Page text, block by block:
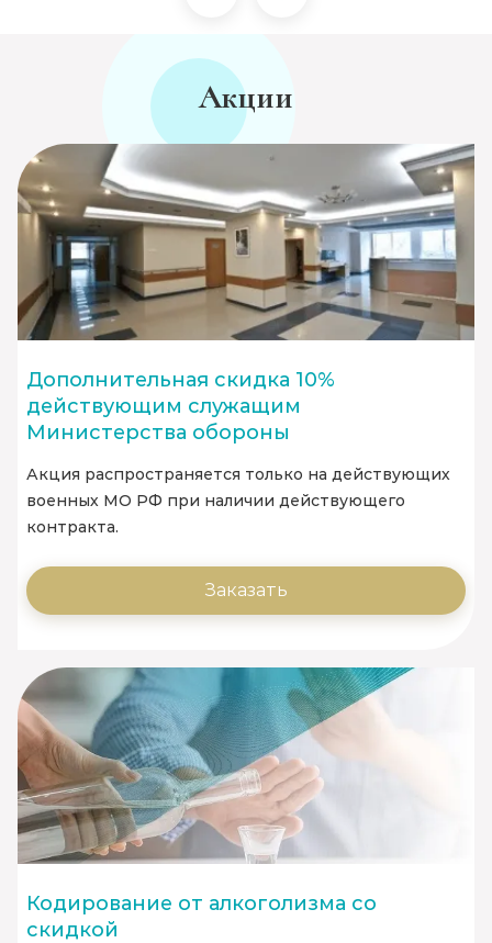
Акции
Дополнительная скидка 10%
действующим служащим
Министерства обороны
Акция распространяется только на действующих
военных МО РФ при наличии действующего
контракта.
Заказать
Кодирование от алкоголизма со
скидкой